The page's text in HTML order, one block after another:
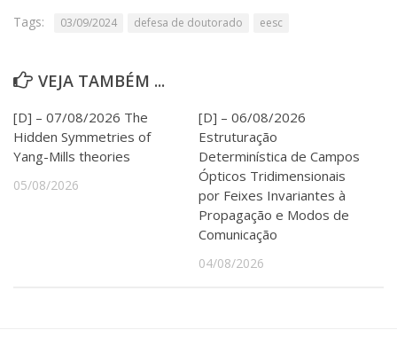
Agenda de Eventos
Tags: 03/09/2024 defesa de doutorado eesc
VEJA TAMBÉM ...
[D] – 07/08/2026 The
Hidden Symmetries of
Yang-Mills theories
05/08/2026
[D] – 06/08/2026
Estruturação
Determinística de Campos
Ópticos Tridimensionais
por Feixes Invariantes à
Propagação e Modos de
Comunicação
04/08/2026